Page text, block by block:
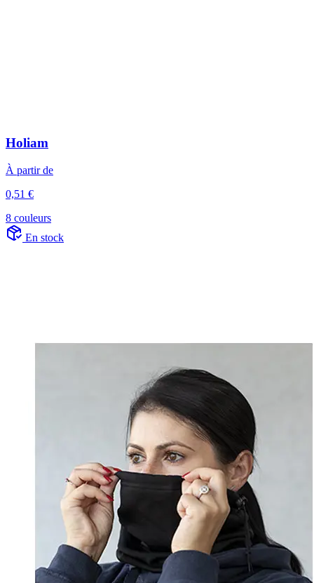
Holiam
À partir de
0,51 €
8 couleurs
En stock